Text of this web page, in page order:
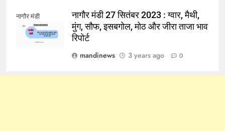
नागौर मंडी
नागौर मंडी 27 सितंबर 2023 : ग्वार, मैथी,
मुंग, सौफ, इसबगोल, मोठ और जीरा ताजा भाव
रिपोर्ट
mandinews
3 years ago 0